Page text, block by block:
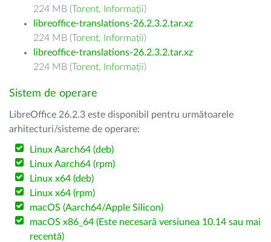
224 MB (Torent, Informații)
libreoffice-translations-26.2.3.2.tar.xz
224 MB (Torent, Informații)
libreoffice-translations-26.2.3.2.tar.xz
224 MB (Torent, Informații)
Sistem de operare
LibreOffice 26.2.3 este disponibil pentru următoarele
arhitecturi/sisteme de operare:
Linux Aarch64 (deb)
Linux Aarch64 (rpm)
Linux x64 (deb)
Linux x64 (rpm)
macOS (Aarch64/Apple Silicon)
macOS x86_64 (Este necesară versiunea 10.14 sau mai
recentă)